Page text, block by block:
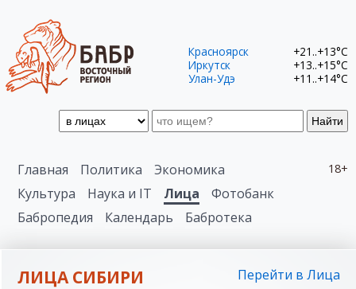
Найти
Красноярск
+21..+13°C
Иркутск
+13..+15°C
Улан-Удэ
+11..+14°C
18+
Главная Политика
Экономика
Культура
Наука и IT Лица
Фотобанк
Бабропедия
Календарь Бабротека
ЛИЦА СИБИРИ Перейти в Лица